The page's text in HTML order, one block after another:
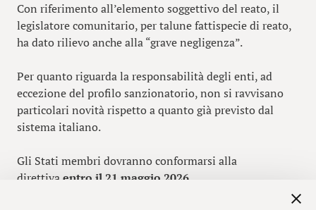
Con riferimento all’elemento soggettivo del reato, il
legislatore comunitario, per talune fattispecie di reato,
ha dato rilievo anche alla “grave negligenza”.
Per quanto riguarda la responsabilità degli enti, ad
eccezione del profilo sanzionatorio, non si ravvisano
particolari novità rispetto a quanto già previsto dal
sistema italiano.
Gli Stati membri dovranno conformarsi alla
direttiva entro il 21 maggio 2026